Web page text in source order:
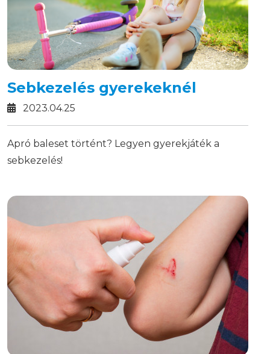
Sebkezelés gyerekeknél
2023.04.25
Apró baleset történt? Legyen gyerekjáték a
sebkezelés!